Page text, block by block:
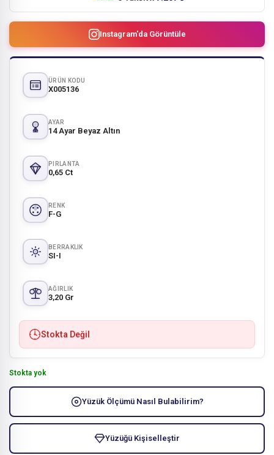
Instagram'da Görüntüle
ÜRÜN KODU
X005136
AYAR
14 Ayar Beyaz Altın
PIRLANTA
0,65 Ct
RENK
F-G
BERRAKLIK
SI-I
AĞIRLIK
3,20 Gr
Stokta Değil
Stokta yok
Yüzük Ölçümü Nasıl Bulabilirim?
Yüzüğü Kişiselleştir